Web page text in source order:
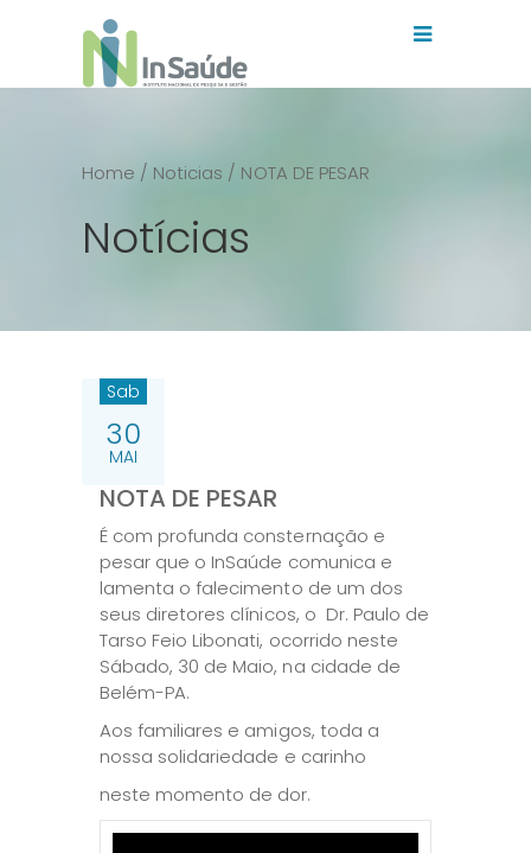
Home / Noticias / NOTA DE PESAR
Notícias
Sab
30
MAI
NOTA DE PESAR
É com profunda consternação e
pesar que o InSaúde comunica e
lamenta o falecimento de um dos
seus diretores clínicos, o Dr. Paulo de
Tarso Feio Libonati, ocorrido neste
Sábado, 30 de Maio, na cidade de
Belém-PA.
Aos familiares e amigos, toda a
nossa solidariedade e carinho
neste momento de dor.